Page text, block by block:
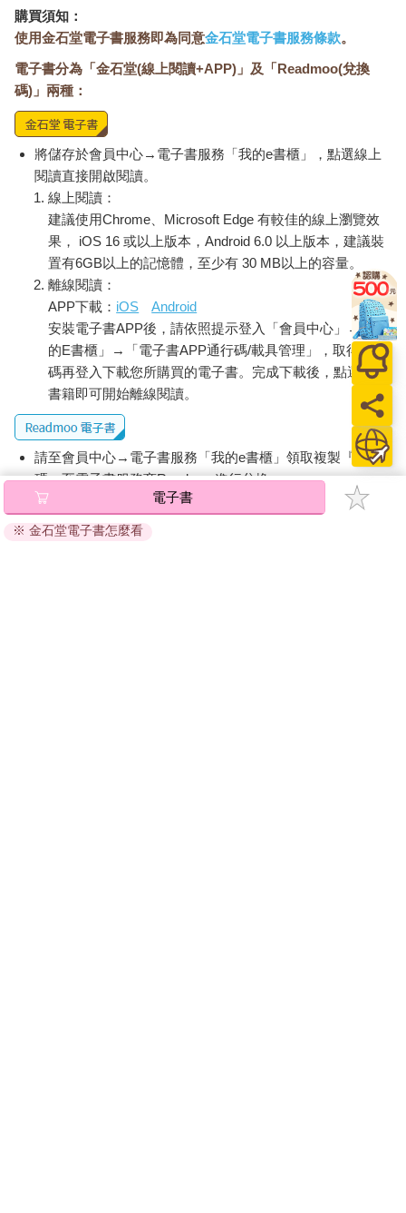
「話不是這樣說啦！」
是什麼時候開始的？浩瑜發現陳晞比過去還要暴躁許多，做任何
事也都不再唯唯諾諾。偶爾會覺得有點陌生。
大概是被帶去機構以後吧。想也知道。
瞄了一眼許浩瑜的表情，陳晞嘆口氣，「抱歉，我不是故意口氣
差的。」
「沒事。」
眼前的人將右手掌攤開，再握緊時上頭便覆蓋一層金黃色的光
芒，隨後她打了個響指，天空便再次晴朗起來。即便已經看過很
多次了，但許浩瑜卻總是會因此而感到驚嘆。
陳晞擁有著很不一樣的能力，而在機構裡，被稱為「秩序」。
這是一個很可怕的能力，基本上發動的時機，在於陳晞本人認為
情況是「失序」的時候。譬如火車誤點，又譬如小混混作亂，再
誇張點，就是像這樣改變天氣，大事、小事都有可能。幸好陳晞
多半時候還是個正常人，否則這世界大概會完蛋。
要說為什麼會有那麼強大的能力，浩瑜認為，問題就出在於她是
真正的「巴德爾之子」吧。與上個時間線遇到的「黑暗」能力持
有者不同，陳晞貴為光明之神的孩子。
很可怕，但也慶幸這種能力的持有者是陳晞，她是許浩瑜最信任
的人了。若連她都不能相信，那這世界就再也沒有任何事可以被
「太多次會被抓到啦。」
「抱歉，但實在太煩了。」陳晞晃晃頭，「接下來就麻煩妳
了。」
「嗯。」
面對空地，許浩瑜閉上眼。接著，她將閃爍著藍光的右手覆蓋住
自己的雙目，原先一片黑暗的視線範圍，此時被新的景象替代。
購買須知：
使用金石堂電子書服務即為同意金石堂電子書服務條款。
電子書分為「金石堂(線上閱讀+APP)」及「Readmoo(兌換
碼)」兩種：
將儲存於會員中心→電子書服務「我的e書櫃」，點選線上
閱讀直接開啟閱讀。
線上閱讀：
建議使用Chrome、Microsoft Edge 有較佳的線上瀏覽效
果， iOS 16 或以上版本，Android 6.0 以上版本，建議裝
置有6GB以上的記憶體，至少有 30 MB以上的容量。
離線閱讀：
APP下載： iOS
Android
安裝電子書APP後，請依照提示登入「會員中心」→「我
的E書櫃」→「電子書APP通行碼/載具管理」，取得通行
碼再登入下載您所購買的電子書。完成下載後，點選任一
書籍即可開始離線閱讀。
請至會員中心→電子書服務「我的e書櫃」領取複製『兌換
碼』至電子書服務商Readmoo進行兌換。
退換貨須知：
因版權保護，您在金石堂所購買的電子書僅能以金石堂專屬
電子書
※ 金石堂電子書怎麼看